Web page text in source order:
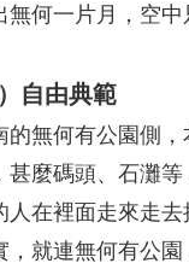
無何一片月，空
自由典範
的無何有公園側
甚麼碼頭、石灘
人在裡面走來走
，就連無何有公